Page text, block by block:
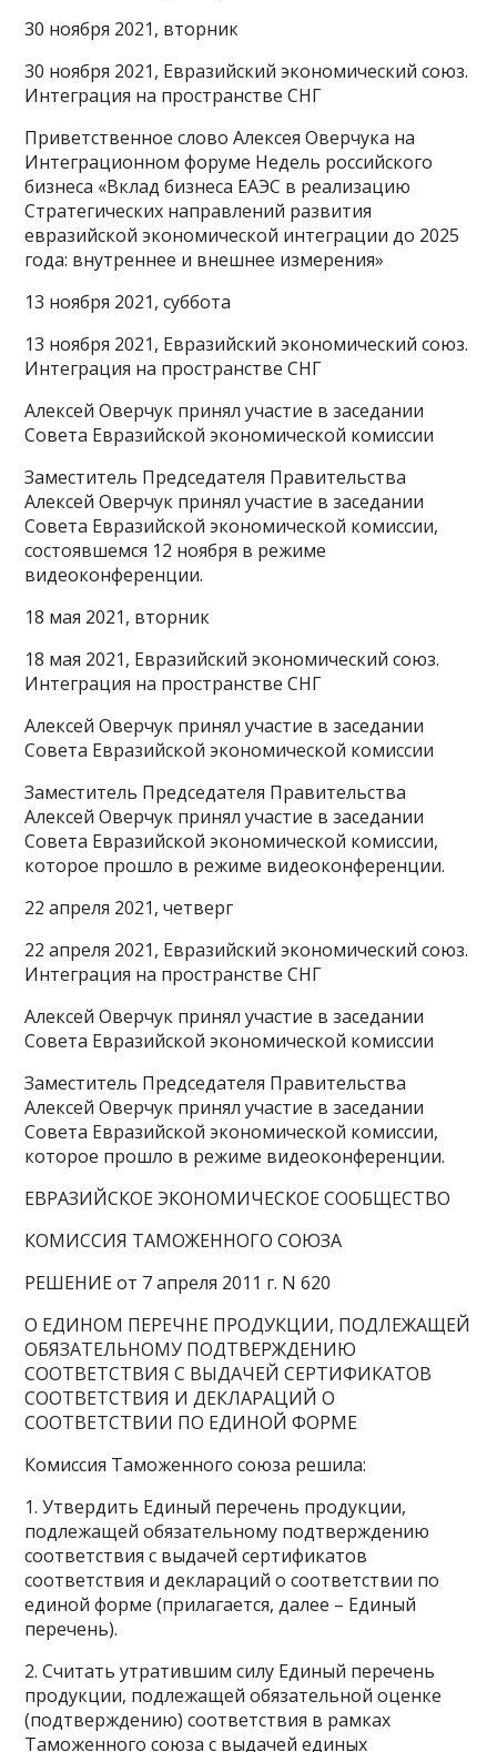
30 ноября 2021, вторник
30 ноября 2021, Евразийский экономический союз.
Интеграция на пространстве СНГ
Приветственное слово Алексея Оверчука на
Интеграционном форуме Недель российского
бизнеса «Вклад бизнеса ЕАЭС в реализацию
Стратегических направлений развития
евразийской экономической интеграции до 2025
года: внутреннее и внешнее измерения»
13 ноября 2021, суббота
13 ноября 2021, Евразийский экономический союз.
Интеграция на пространстве СНГ
Алексей Оверчук принял участие в заседании
Совета Евразийской экономической комиссии
Заместитель Председателя Правительства
Алексей Оверчук принял участие в заседании
Совета Евразийской экономической комиссии,
состоявшемся 12 ноября в режиме
видеоконференции.
18 мая 2021, вторник
18 мая 2021, Евразийский экономический союз.
Интеграция на пространстве СНГ
Алексей Оверчук принял участие в заседании
Совета Евразийской экономической комиссии
Заместитель Председателя Правительства
Алексей Оверчук принял участие в заседании
Совета Евразийской экономической комиссии,
которое прошло в режиме видеоконференции.
22 апреля 2021, четверг
22 апреля 2021, Евразийский экономический союз.
Интеграция на пространстве СНГ
Алексей Оверчук принял участие в заседании
Совета Евразийской экономической комиссии
Заместитель Председателя Правительства
Алексей Оверчук принял участие в заседании
Совета Евразийской экономической комиссии,
которое прошло в режиме видеоконференции.
ЕВРАЗИЙСКОЕ ЭКОНОМИЧЕСКОЕ СООБЩЕСТВО
КОМИССИЯ ТАМОЖЕННОГО СОЮЗА
РЕШЕНИЕ от 7 апреля 2011 г. N 620
О ЕДИНОМ ПЕРЕЧНЕ ПРОДУКЦИИ, ПОДЛЕЖАЩЕЙ
ОБЯЗАТЕЛЬНОМУ ПОДТВЕРЖДЕНИЮ
СООТВЕТСТВИЯ С ВЫДАЧЕЙ СЕРТИФИКАТОВ
СООТВЕТСТВИЯ И ДЕКЛАРАЦИЙ О
СООТВЕТСТВИИ ПО ЕДИНОЙ ФОРМЕ
Комиссия Таможенного союза решила:
1. Утвердить Единый перечень продукции,
подлежащей обязательному подтверждению
соответствия с выдачей сертификатов
соответствия и деклараций о соответствии по
единой форме (прилагается, далее – Единый
перечень).
2. Считать утратившим силу Единый перечень
продукции, подлежащей обязательной оценке
(подтверждению) соответствия в рамках
Таможенного союза с выдачей единых